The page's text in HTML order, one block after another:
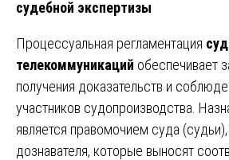
судебной экспертизы
Процессуальная регламентация
телекоммуникаций обеспечивает
получения доказательств и
участников судопроизводства.
является правомочием суда
дознавателя, которые выносят